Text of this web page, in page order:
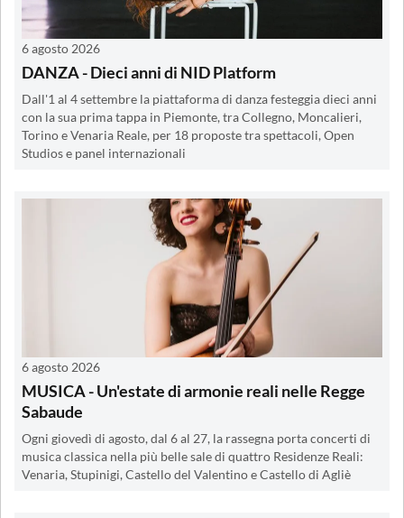
6 agosto 2026
DANZA - Dieci anni di NID Platform
Dall'1 al 4 settembre la piattaforma di danza festeggia dieci anni
con la sua prima tappa in Piemonte, tra Collegno, Moncalieri,
Torino e Venaria Reale, per 18 proposte tra spettacoli, Open
Studios e panel internazionali
6 agosto 2026
MUSICA - Un'estate di armonie reali nelle Regge
Sabaude
Ogni giovedì di agosto, dal 6 al 27, la rassegna porta concerti di
musica classica nella più belle sale di quattro Residenze Reali:
Venaria, Stupinigi, Castello del Valentino e Castello di Agliè